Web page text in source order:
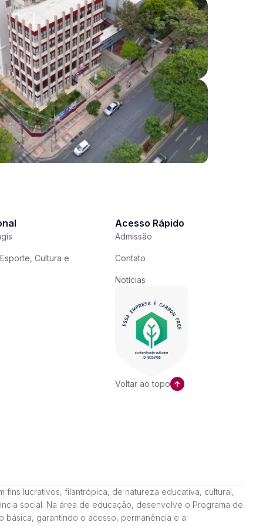
Cultura e
Acesso Rápido
Admissão
Contato
Notícias
Voltar ao topo
fins lucrativos, filantrópica, de natureza educativa, cultural,
social. Na área de educação, desenvolve o Programa de
básica, garantindo o acesso, permanência e a